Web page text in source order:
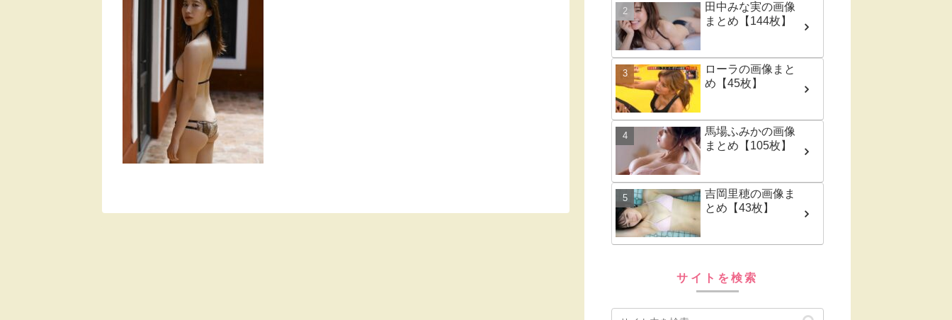
田中みな実の画像
まとめ【144枚】
ローラの画像まと
め【45枚】
馬場ふみかの画像
まとめ【105枚】
吉岡里穂の画像ま
とめ【43枚】
サイトを検索